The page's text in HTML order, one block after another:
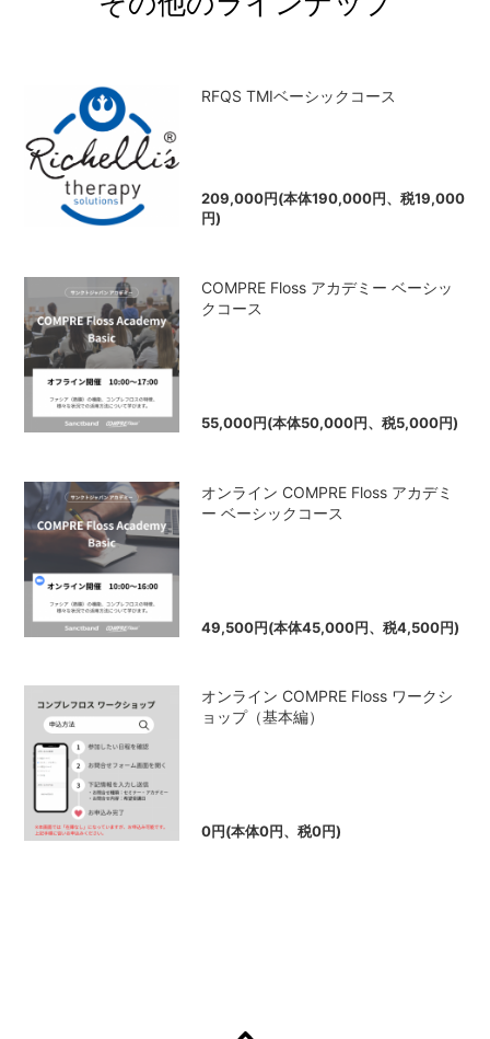
RFQS TMIベーシックコース
209,000円(本体190,000円、税19,000
円)
COMPRE Floss アカデミー ベーシッ
クコース
55,000円(本体50,000円、税5,000円)
オンライン COMPRE Floss アカデミ
ー ベーシックコース
49,500円(本体45,000円、税4,500円)
オンライン COMPRE Floss ワークシ
ョップ（基本編）
0円(本体0円、税0円)